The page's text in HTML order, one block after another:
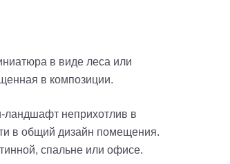
в виде леса или
в композиции.
ландшафт неприхотлив в
в общий дизайн помещения.
спальне или офисе.